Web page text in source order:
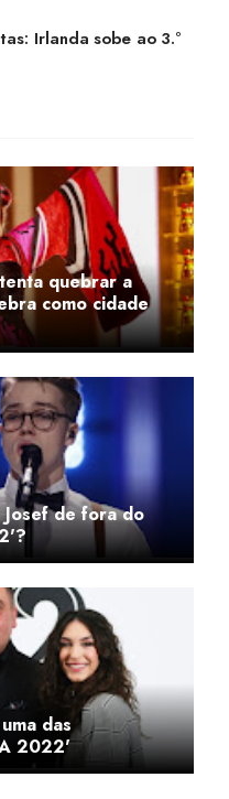
Irlanda sobe ao 3.º
quebrar a
como cidade
Josef de fora do
das
2022'